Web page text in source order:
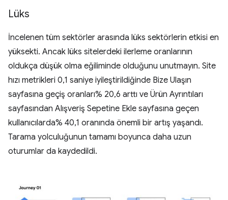
Lüks
İncelenen tüm sektörler arasında lüks sektörlerin etkisi en
yüksekti. Ancak lüks sitelerdeki ilerleme oranlarının
oldukça düşük olma eğiliminde olduğunu unutmayın. Site
hızı metrikleri 0,1 saniye iyileştirildiğinde Bize Ulaşın
sayfasına geçiş oranları% 20,6 arttı ve Ürün Ayrıntıları
sayfasından Alışveriş Sepetine Ekle sayfasına geçen
kullanıcılarda% 40,1 oranında önemli bir artış yaşandı.
Tarama yolculuğunun tamamı boyunca daha uzun
oturumlar da kaydedildi.